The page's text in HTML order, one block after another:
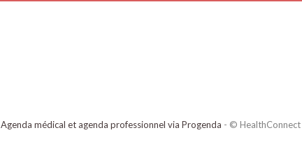
Agenda médical et agenda professionnel via Progenda - ©